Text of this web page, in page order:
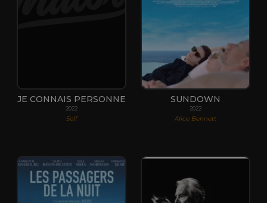
JE CONNAIS PERSONNE
2022
Self
SUNDOWN
2022
Alice Bennett